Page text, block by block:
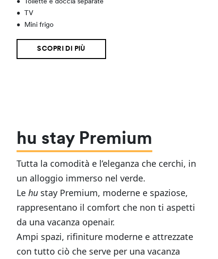
•
Toilette e doccia separate
•
TV
•
Mini frigo
SCOPRI DI PIÙ
hu stay Premium
Tutta la comodità e l’eleganza che cerchi, in
un alloggio immerso nel verde.
Lehu stay Premium, moderne e spaziose,
rappresentano il comfort che non ti aspetti
da una vacanza openair.
Ampi spazi, rifiniture moderne e attrezzate
con tutto ciò che serve per una vacanza